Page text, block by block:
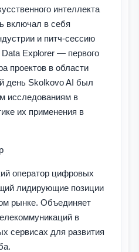
интеллекта
включал в себя
и питч-сессию
Explorer — первого
проектов в области
день Skolkovo AI был
исследованиям в
их применения в
оператор цифровых
лидирующие позиции
рынке. Объединяет
в
сервисах для развития